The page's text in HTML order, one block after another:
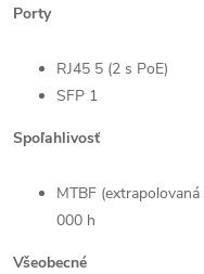
Porty
RJ45 5 (2 s PoE)
SFP 1
Spoľahlivosť
MTBF
000 h
Všeobecné